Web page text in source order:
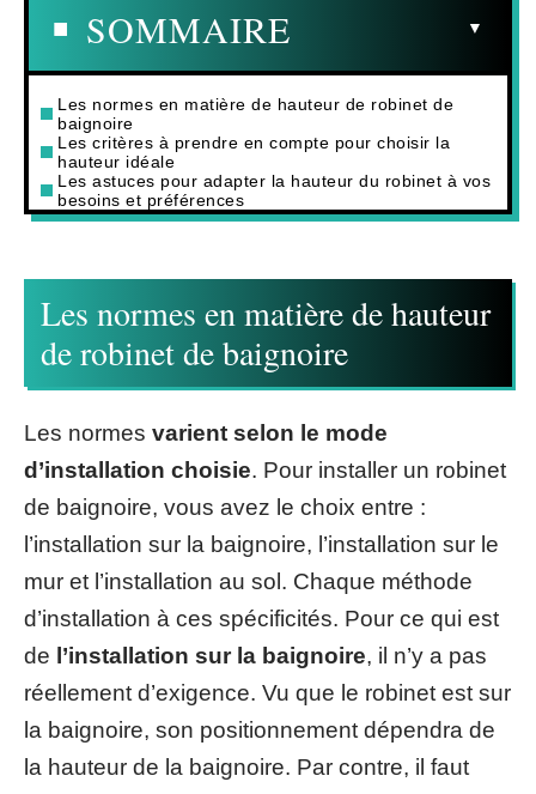
SOMMAIRE
Les normes en matière de hauteur de robinet de
baignoire
Les critères à prendre en compte pour choisir la
hauteur idéale
Les astuces pour adapter la hauteur du robinet à vos
besoins et préférences
Les normes en matière de hauteur
de robinet de baignoire
Les normes varient selon le mode
d’installation choisie. Pour installer un robinet
de baignoire, vous avez le choix entre :
l’installation sur la baignoire, l’installation sur le
mur et l’installation au sol. Chaque méthode
d’installation à ces spécificités. Pour ce qui est
de l’installation sur la baignoire, il n’y a pas
réellement d’exigence. Vu que le robinet est sur
la baignoire, son positionnement dépendra de
la hauteur de la baignoire. Par contre, il faut